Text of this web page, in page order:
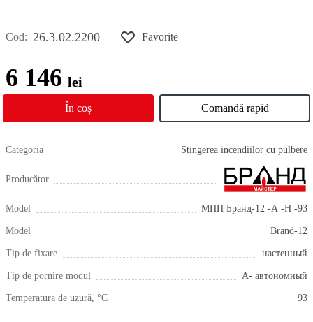
Cod: 26.3.02.2200 Favorite
6 146 lei
În coș Comandă rapid
Categoria Stingerea incendiilor cu pulbere
Producător
Model МПП Бранд-12 -А -Н -93
Model Brand-12
Tip de fixare настенный
Tip de pornire modul А- автономный
Temperatura de uzură, °С 93